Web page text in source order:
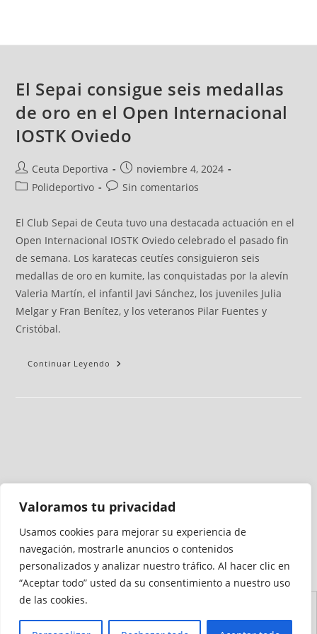
Valoramos tu privacidad
Usamos cookies para mejorar su experiencia de
navegación, mostrarle anuncios o contenidos
personalizados y analizar nuestro tráfico. Al hacer clic en
“Aceptar todo” usted da su consentimiento a nuestro uso
de las cookies.
El Sepai consigue seis medallas
de oro en el Open Internacional
IOSTK Oviedo
Ceuta Deportiva
noviembre 4, 2024
Polideportivo
Sin comentarios
El Club Sepai de Ceuta tuvo una destacada actuación en el
Open Internacional IOSTK Oviedo celebrado el pasado fin
de semana. Los karatecas ceutíes consiguieron seis
medallas de oro en kumite, las conquistadas por la alevín
Valeria Martín, el infantil Javi Sánchez, los juveniles Julia
Melgar y Fran Benítez, y los veteranos Pilar Fuentes y
Cristóbal.
Continuar Leyendo
Medio auditado por